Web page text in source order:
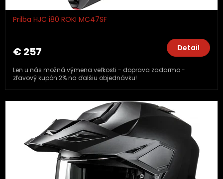
Prilba HJC i80 ROKI MC47SF
€ 257 Detail
Len u nás možná výmena veľkosti - doprava zadarmo -
zľavový kupón 2% na ďalšiu objednávku!